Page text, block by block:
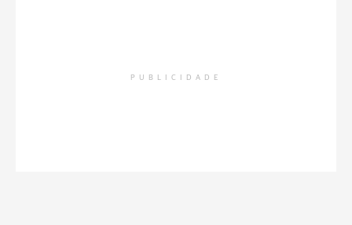
PUBLICIDADE